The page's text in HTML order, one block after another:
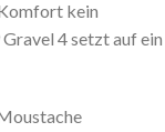
kein
4 setzt auf ein